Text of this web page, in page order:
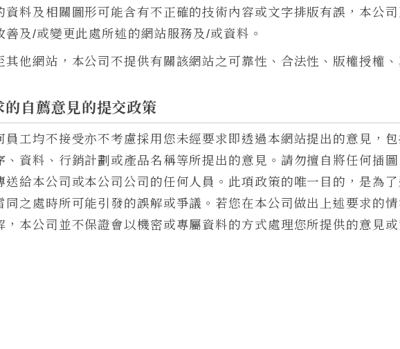
資料及相關圖形可能含有不正確的技術內容或文字排版有誤，本公
善及/或變更此處所述的網站服務及/或資料。
其他網站，本公司不提供有關該網站之可靠性、合法性、版權授權
的自薦意見的提交政策
員工均不接受亦不考慮採用您未經要求即透過本網站提出的意見，
、資料、行銷計劃或產品名稱等所提出的意見。請勿擅自將任何插
送給本公司或本公司公司的任何人員。此項政策的唯一目的，是為
同之處時所可能引發的誤解或爭議。若您在本公司做出上述要求的
，本公司並不保證會以機密或專屬資料的方式處理您所提供的意見或